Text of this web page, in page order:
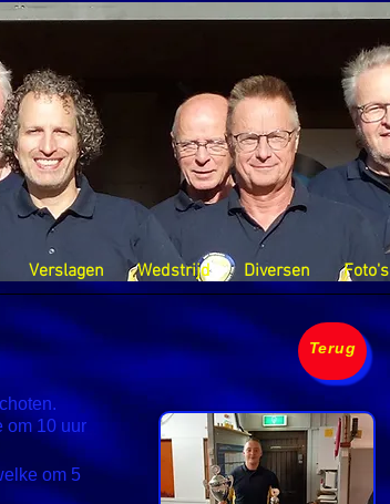
Verslagen Wedstrijd Diversen Foto's
om 10 uur
om 5
Terug